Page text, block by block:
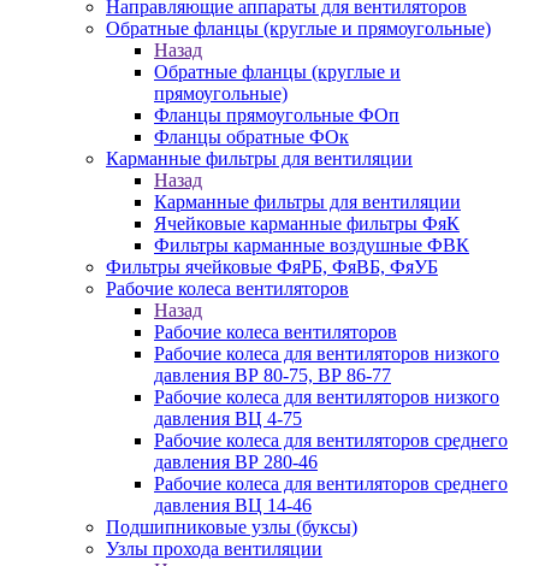
Направляющие аппараты для вентиляторов
Обратные фланцы (круглые и прямоугольные)
Назад
Обратные фланцы (круглые и
прямоугольные)
Фланцы прямоугольные ФОп
Фланцы обратные ФОк
Карманные фильтры для вентиляции
Назад
Карманные фильтры для вентиляции
Ячейковые карманные фильтры ФяК
Фильтры карманные воздушные ФВК
Фильтры ячейковые ФяРБ, ФяВБ, ФяУБ
Рабочие колеса вентиляторов
Назад
Рабочие колеса вентиляторов
Рабочие колеса для вентиляторов низкого
давления ВР 80-75, ВР 86-77
Рабочие колеса для вентиляторов низкого
давления ВЦ 4-75
Рабочие колеса для вентиляторов среднего
давления ВР 280-46
Рабочие колеса для вентиляторов среднего
давления ВЦ 14-46
Подшипниковые узлы (буксы)
Узлы прохода вентиляции